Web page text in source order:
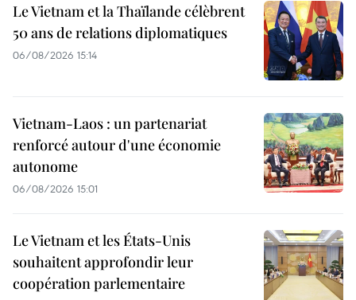
Le Vietnam et la Thaïlande célèbrent
50 ans de relations diplomatiques
06/08/2026 15:14
Vietnam-Laos : un partenariat
renforcé autour d'une économie
autonome
06/08/2026 15:01
Le Vietnam et les États-Unis
souhaitent approfondir leur
coopération parlementaire